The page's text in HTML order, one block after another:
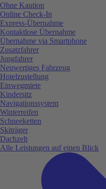
Ohne Kaution
Online Check-In
Express-Übernahme
Kontaktlose Übernahme
Übernahme via Smartphone
Zusatzfahrer
Jungfahrer
Neuwertiges Fahrzeug
Hotelzustellung
Einwegmiete
Kindersitz
Navigationssystem
Winterreifen
Schneeketten
Skiträger
Dachzelt
Alle Leistungen auf einen Blick